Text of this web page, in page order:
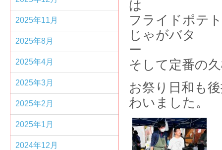
フライドポテ
じゃがバタ
そして定番の
お祭り日和も
わいました。
2025年11月
2025年8月
2025年4月
2025年3月
2025年2月
2025年1月
2024年12月